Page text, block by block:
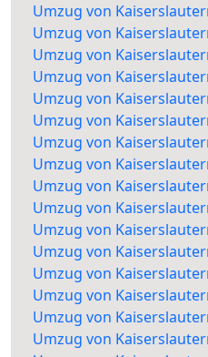
Umzug von
Umzug von
Umzug von
Umzug von
Umzug von
Umzug von
Umzug von
Umzug von
Umzug von
Umzug von
Umzug von
Umzug von
Umzug von
Umzug von
Umzug von
Umzug von